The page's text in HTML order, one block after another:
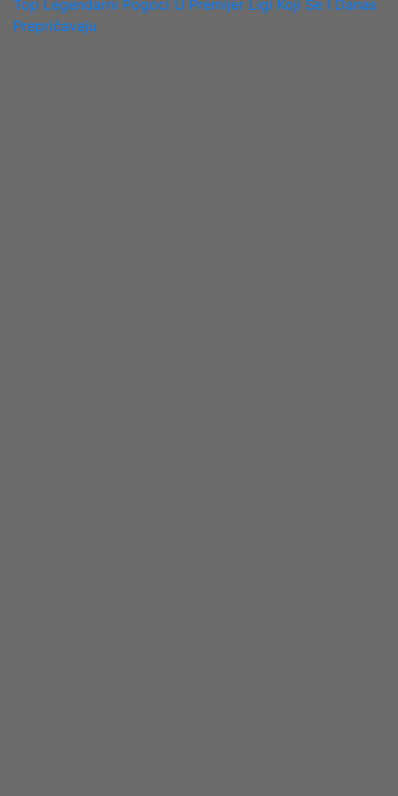
Top Legendarni Pogoci U Premijer Ligi Koji Se I Danas
Prepričavaju